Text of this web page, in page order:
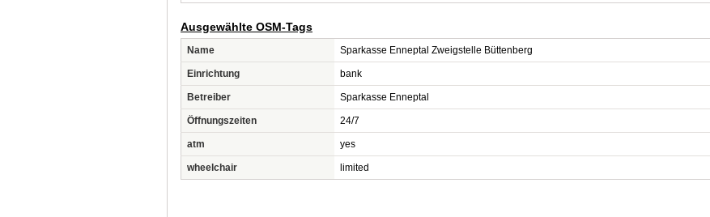
Ausgewählte OSM-Tags
Name Sparkasse Enneptal Zweigstelle Büttenberg
Einrichtung bank
Betreiber Sparkasse Enneptal
Öffnungszeiten 24/7
atm yes
wheelchair limited